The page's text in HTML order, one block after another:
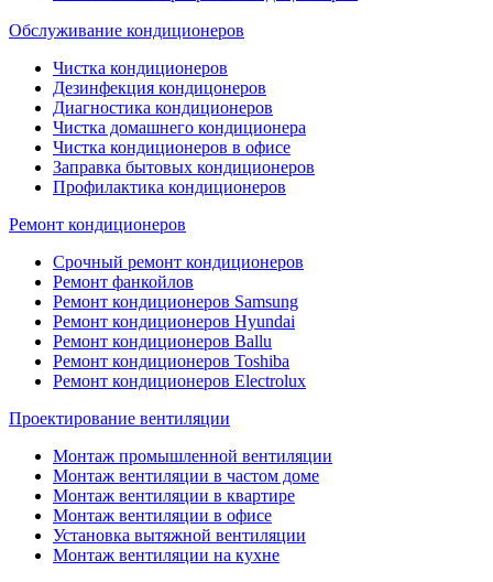
Обслуживание кондиционеров
Чистка кондиционеров
Дезинфекция кондицонеров
Диагностика кондиционеров
Чистка домашнего кондиционера
Чистка кондиционеров в офисе
Заправка бытовых кондиционеров
Профилактика кондиционеров
Ремонт кондиционеров
Срочный ремонт кондиционеров
Ремонт фанкойлов
Ремонт кондиционеров Samsung
Ремонт кондиционеров Hyundai
Ремонт кондиционеров Ballu
Ремонт кондиционеров Toshibа
Ремонт кондиционеров Electrolux
Проектирование вентиляции
Монтаж промышленной вентиляции
Монтаж вентиляции в частом доме
Монтаж вентиляции в квартире
Монтаж вентиляции в офисе
Установка вытяжной вентиляции
Монтаж вентиляции на кухне